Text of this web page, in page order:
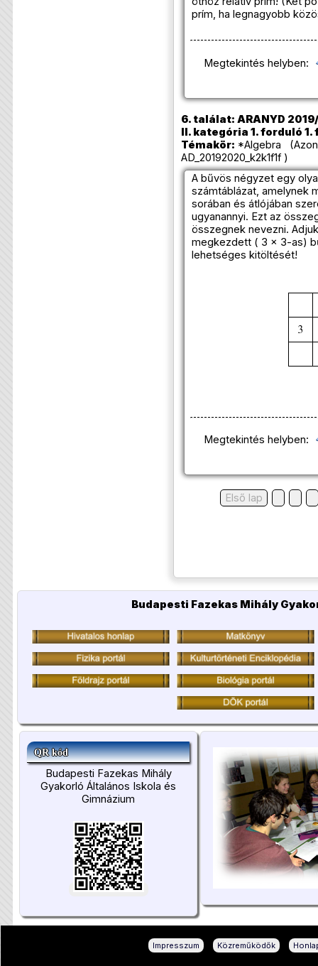
prím, ha legnagyobb
Megtekintés helyben:
6. találat: ARANYD
II. kategória 1. forduló
Témakör: *Algebra
AD_20192020_k2k1f1f )
A bűvös négyzet egy
számtáblázat, amelynek
sorában és átlójában
ugyanannyi. Ezt az
összegnek nevezni.
megkezdett ( 3 × 3-as)
lehetséges kitöltését!
Megtekintés helyben:
Első lap
Budapesti Fazekas Mihály
QR kód
Budapesti Fazekas Mihály
Gyakorló Általános Iskola és
Gimnázium
Impresszum Közreműködők